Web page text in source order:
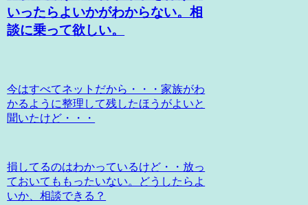
いったらよいかがわからない。相
談に乗って欲しい。
今はすべてネットだから・・・家族がわ
かるように整理して残したほうがよいと
聞いたけど・・・
損してるのはわかっているけど・・放っ
ておいてももったいない。どうしたらよ
いか、相談できる？